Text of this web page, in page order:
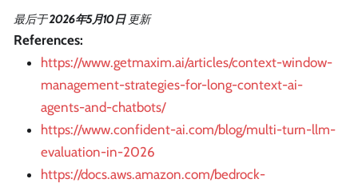
最后于2026年5月10日 更新
References:
https://www.getmaxim.ai/articles/context-window-
management-strategies-for-long-context-ai-
agents-and-chatbots/
https://www.confident-ai.com/blog/multi-turn-llm-
evaluation-in-2026
https://docs.aws.amazon.com/bedrock-